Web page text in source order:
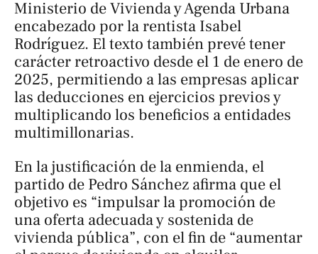
Ministerio de Vivienda y Agenda Urbana
encabezado por la rentista Isabel
Rodríguez. El texto también prevé tener
carácter retroactivo desde el 1 de enero de
2025, permitiendo a las empresas aplicar
las deducciones en ejercicios previos y
multiplicando los beneficios a entidades
multimillonarias.
En la justificación de la enmienda, el
partido de Pedro Sánchez afirma que el
objetivo es “impulsar la promoción de
una oferta adecuada y sostenida de
vivienda pública”, con el fin de “aumentar